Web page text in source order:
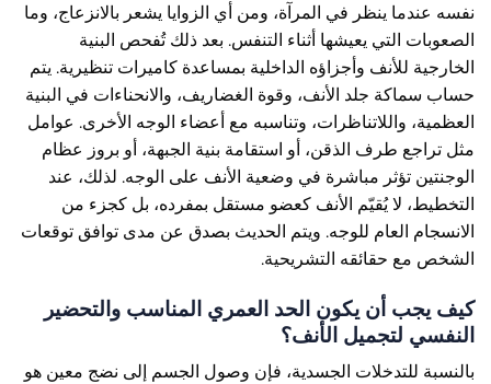
نفسه عندما ينظر في المرآة، ومن أي الزوايا يشعر بالانزعاج، وما
الصعوبات التي يعيشها أثناء التنفس. بعد ذلك تُفحص البنية
الخارجية للأنف وأجزاؤه الداخلية بمساعدة كاميرات تنظيرية. يتم
حساب سماكة جلد الأنف، وقوة الغضاريف، والانحناءات في البنية
العظمية، واللاتناظرات، وتناسبه مع أعضاء الوجه الأخرى. عوامل
مثل تراجع طرف الذقن، أو استقامة بنية الجبهة، أو بروز عظام
الوجنتين تؤثر مباشرة في وضعية الأنف على الوجه. لذلك، عند
التخطيط، لا يُقيّم الأنف كعضو مستقل بمفرده، بل كجزء من
الانسجام العام للوجه. ويتم الحديث بصدق عن مدى توافق توقعات
الشخص مع حقائقه التشريحية.
كيف يجب أن يكون الحد العمري المناسب والتحضير
النفسي لتجميل الأنف؟
بالنسبة للتدخلات الجسدية، فإن وصول الجسم إلى نضج معين هو